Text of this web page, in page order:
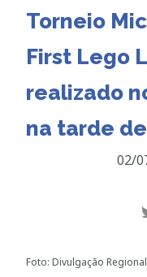
Torneio
First Lego
realizado
na tarde
02/
Foto: Divulgação